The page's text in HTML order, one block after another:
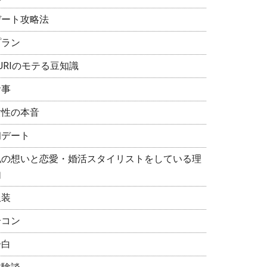
ト攻略法
ン
のモテる豆知識
の本音
ート
想いと恋愛・婚活スタイリストをしている理
ン